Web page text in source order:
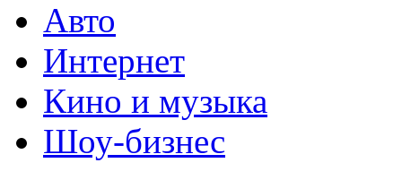
Авто
Интернет
Кино и музыка
Шоу-бизнес